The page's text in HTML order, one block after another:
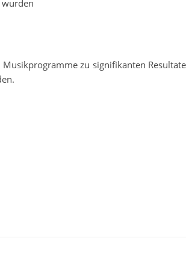
zu signifikanten